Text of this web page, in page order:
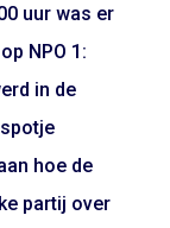
uur was er
NPO 1:
in de
hoe de
partij over